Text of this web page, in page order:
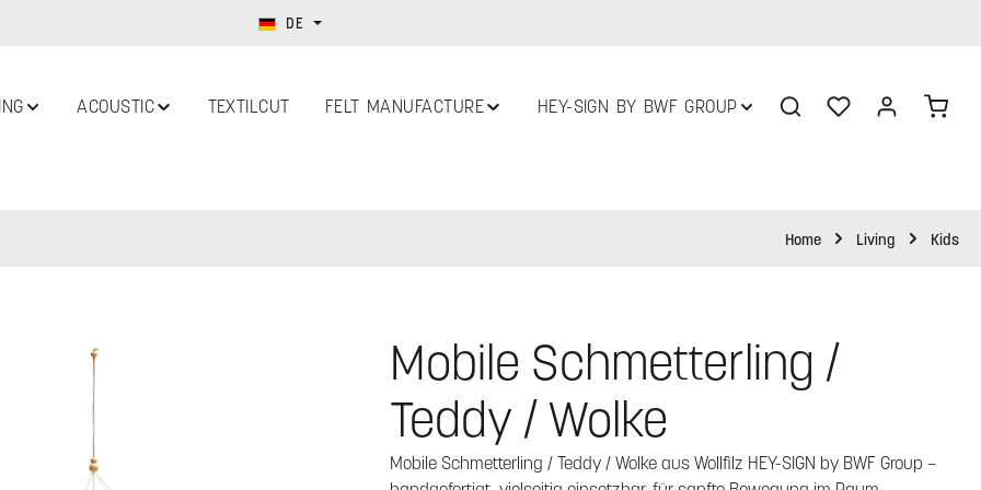
DE
ACOUSTIC TEXTILCUT FELT MANUFACTURE HEY-SIGN BY BWF GROUP Du hast 0 Produkte
Home Living Kids
Mobile Schmetterling /
Teddy / Wolke
Mobile Schmetterling / Teddy / Wolke aus Wollfilz HEY-SIGN by BWF Group –